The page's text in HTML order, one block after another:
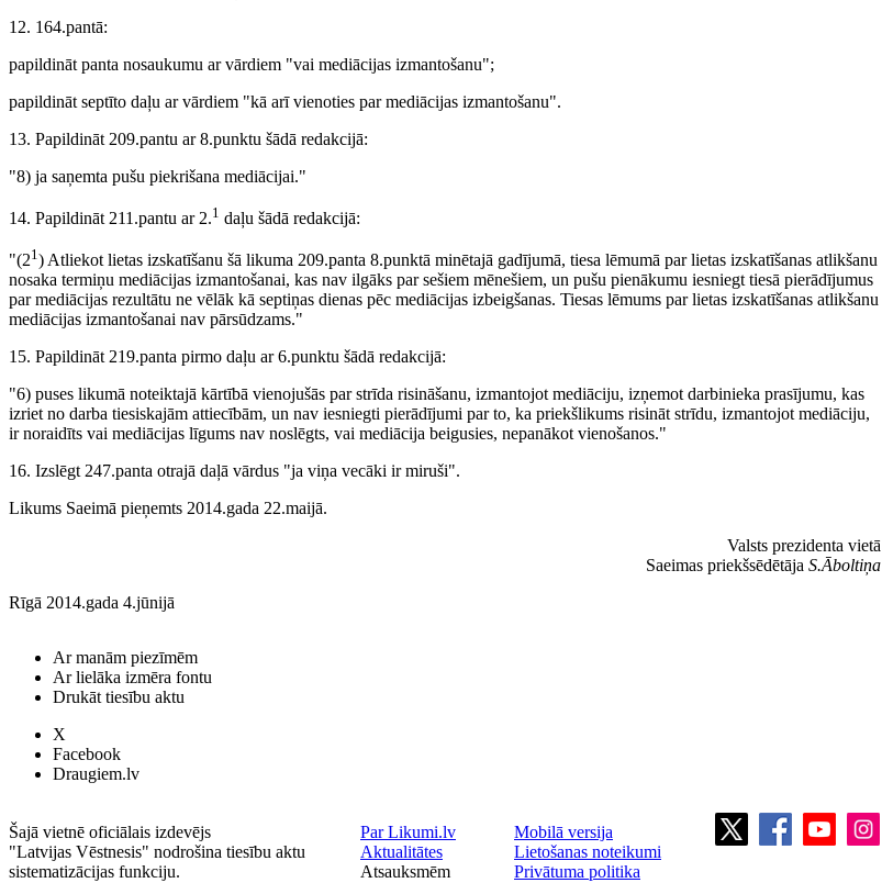
12. 164.pantā:
papildināt panta nosaukumu ar vārdiem "vai mediācijas izmantošanu";
papildināt septīto daļu ar vārdiem "kā arī vienoties par mediācijas izmantošanu".
13. Papildināt 209.pantu ar 8.punktu šādā redakcijā:
"8) ja saņemta pušu piekrišana mediācijai."
14. Papildināt 211.pantu ar 2.1 daļu šādā redakcijā:
"(21) Atliekot lietas izskatīšanu šā likuma 209.panta 8.punktā minētajā gadījumā, tiesa lēmumā par lietas izskatīšanas atlikšanu
nosaka termiņu mediācijas izmantošanai, kas nav ilgāks par sešiem mēnešiem, un pušu pienākumu iesniegt tiesā pierādījumus
par mediācijas rezultātu ne vēlāk kā septiņas dienas pēc mediācijas izbeigšanas. Tiesas lēmums par lietas izskatīšanas atlikšanu
mediācijas izmantošanai nav pārsūdzams."
15. Papildināt 219.panta pirmo daļu ar 6.punktu šādā redakcijā:
"6) puses likumā noteiktajā kārtībā vienojušās par strīda risināšanu, izmantojot mediāciju, izņemot darbinieka prasījumu, kas
izriet no darba tiesiskajām attiecībām, un nav iesniegti pierādījumi par to, ka priekšlikums risināt strīdu, izmantojot mediāciju,
ir noraidīts vai mediācijas līgums nav noslēgts, vai mediācija beigusies, nepanākot vienošanos."
16. Izslēgt 247.panta otrajā daļā vārdus "ja viņa vecāki ir miruši".
Likums Saeimā pieņemts 2014.gada 22.maijā.
Valsts prezidenta vietā
Saeimas priekšsēdētāja S.Āboltiņa
Rīgā 2014.gada 4.jūnijā
Ar manām piezīmēm
Ar lielāka izmēra fontu
Drukāt tiesību aktu
X
Facebook
Draugiem.lv
Šajā vietnē oficiālais izdevējs
"Latvijas Vēstnesis" nodrošina tiesību aktu
sistematizācijas funkciju.
Par Likumi.lv
Aktualitātes
Atsauksmēm
Mobilā versija
Lietošanas noteikumi
Privātuma politika